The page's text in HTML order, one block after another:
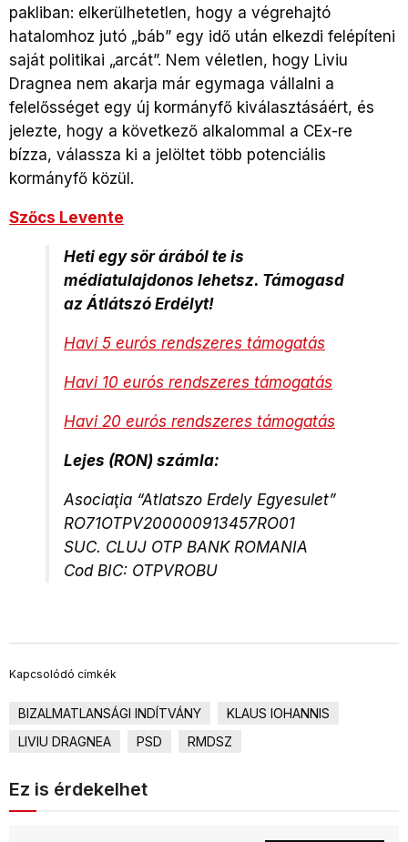
pakliban: elkerülhetetlen, hogy a végrehajtó
hatalomhoz jutó „báb” egy idő után elkezdi felépíteni
saját politikai „arcát”. Nem véletlen, hogy Liviu
Dragnea nem akarja már egymaga vállalni a
felelősséget egy új kormányfő kiválasztásáért, és
jelezte, hogy a következő alkalommal a CEx-re
bízza, válassza ki a jelöltet több potenciális
kormányfő közül.
Szőcs Levente
Heti egy sör árából te is
médiatulajdonos lehetsz. Támogasd
az Átlátszó Erdélyt!
Havi 5 eurós rendszeres támogatás
Havi 10 eurós rendszeres támogatás
Havi 20 eurós rendszeres támogatás
Lejes (RON) számla:
Asociaţia “Atlatszo Erdely Egyesulet”
RO71OTPV200000913457RO01
SUC. CLUJ OTP BANK ROMANIA
Cod BIC: OTPVROBU
Kapcsolódó címkék
BIZALMATLANSÁGI INDÍTVÁNY
KLAUS IOHANNIS
LIVIU DRAGNEA
PSD RMDSZ
Ez is érdekelhet